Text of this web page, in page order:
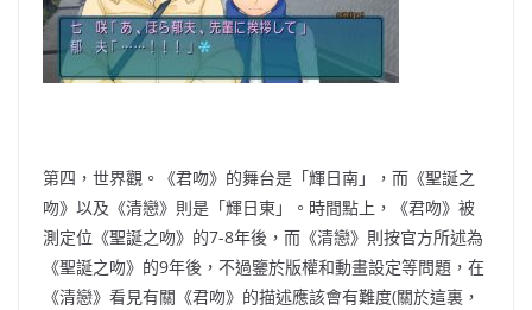
第四，世界觀。《君吻》的舞台是「輝日南」，而《聖誕之
吻》以及《清戀》則是「輝日東」。時間點上，《君吻》被
測定位《聖誕之吻》的7-8年後，而《清戀》則按官方所述為
《聖誕之吻》的9年後，不過鑒於版權和動畫設定等問題，在
《清戀》看見有關《君吻》的描述應該會有難度(關於這裏，